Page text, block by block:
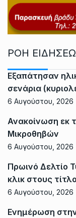
ΡΟΗ
Εξαπάτησαν
σενάρια
6 Αυγούστου, 2026
Ανακοίνωση εκ
Μικροθηβών
6 Αυγούστου, 2026
Πρωινό Δελτίο
κλικ στους
6 Αυγούστου, 2026
Ενημέρωση